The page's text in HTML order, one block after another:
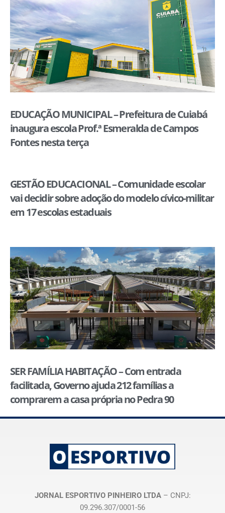
EDUCAÇÃO MUNICIPAL – Prefeitura de Cuiabá
inaugura escola Prof.ª Esmeralda de Campos
Fontes nesta terça
GESTÃO EDUCACIONAL – Comunidade escolar
vai decidir sobre adoção do modelo cívico-militar
em 17 escolas estaduais
SER FAMÍLIA HABITAÇÃO – Com entrada
facilitada, Governo ajuda 212 famílias a
comprarem a casa própria no Pedra 90
JORNAL ESPORTIVO PINHEIRO LTDA– CNPJ:
09.296.307/0001-56